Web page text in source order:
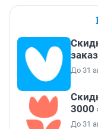
До 31
3000
До 31